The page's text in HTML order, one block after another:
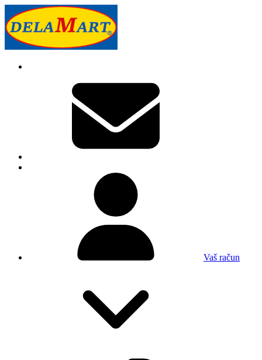
Vaš račun